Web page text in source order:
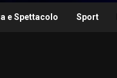
e Spettacolo Sport